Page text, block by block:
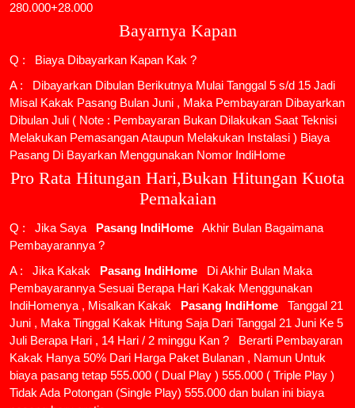
280.000+28.000
Bayarnya Kapan
Q : Biaya Dibayarkan Kapan Kak ?
A : Dibayarkan Dibulan Berikutnya Mulai Tanggal 5 s/d 15 Jadi
Misal Kakak Pasang Bulan Juni , Maka Pembayaran Dibayarkan
Dibulan Juli ( Note : Pembayaran Bukan Dilakukan Saat Teknisi
Melakukan Pemasangan Ataupun Melakukan Instalasi ) Biaya
Pasang Di Bayarkan Menggunakan Nomor IndiHome
Pro Rata Hitungan Hari,Bukan Hitungan Kuota
Pemakaian
Q : Jika Saya Pasang IndiHome
Akhir Bulan Bagaimana
Pembayarannya ?
A : Jika Kakak
Pasang IndiHome
Di Akhir Bulan Maka
Pembayarannya Sesuai Berapa Hari Kakak Menggunakan
IndiHomenya , Misalkan Kakak
Pasang IndiHome
Tanggal 21
Juni , Maka Tinggal Kakak Hitung Saja Dari Tanggal 21 Juni Ke 5
Juli Berapa Hari , 14 Hari / 2 minggu Kan ? Berarti Pembayaran
Kakak Hanya 50% Dari Harga Paket Bulanan , Namun Untuk
biaya pasang tetap 555.000 ( Dual Play ) 555.000 ( Triple Play )
Tidak Ada Potongan (Single Play) 555.000 dan bulan ini biaya